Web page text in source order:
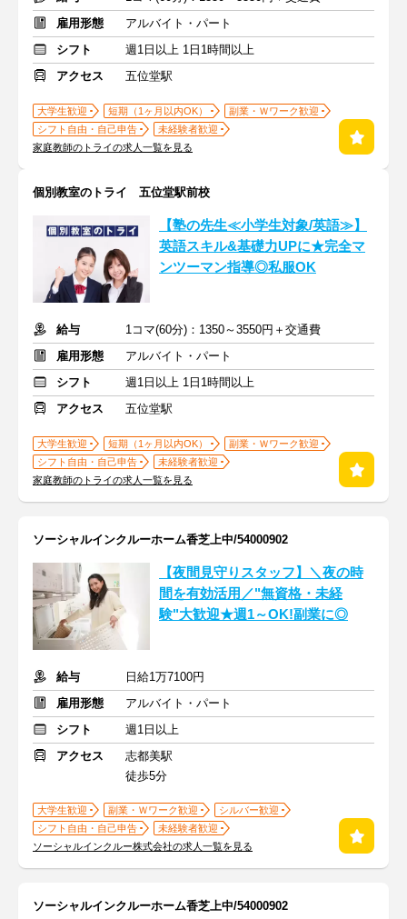
雇用形態
アルバイト・パート
シフト
週1日以上 1日1時間以上
アクセス
五位堂駅
大学生歓迎 短期（1ヶ月以内OK）
副業・Ｗワーク歓迎
シフト自由・自己申告
未経験者歓迎
家庭教師のトライの求人一覧を見る
個別教室のトライ 五位堂駅前校
【塾の先生≪小学生対象/英語≫】
英語スキル&基礎力UPに★完全マ
ンツーマン指導◎私服OK
給与
1コマ(60分)：1350～3550円＋交通費
雇用形態
アルバイト・パート
シフト
週1日以上 1日1時間以上
アクセス
五位堂駅
大学生歓迎 短期（1ヶ月以内OK）
副業・Ｗワーク歓迎
シフト自由・自己申告
未経験者歓迎
家庭教師のトライの求人一覧を見る
ソーシャルインクルーホーム香芝上中/54000902
【夜間見守りスタッフ】＼夜の時
間を有効活用／"無資格・未経
験"大歓迎★週1～OK!副業に◎
給与
日給1万7100円
雇用形態
アルバイト・パート
シフト
週1日以上
アクセス
志都美駅
徒歩5分
大学生歓迎 副業・Ｗワーク歓迎
シルバー歓迎
シフト自由・自己申告
未経験者歓迎
ソーシャルインクルー株式会社の求人一覧を見る
ソーシャルインクルーホーム香芝上中/54000902